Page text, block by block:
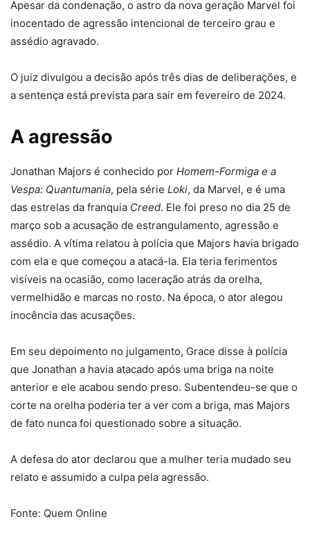
Apesar da condenação, o astro da nova geração Marvel foi
inocentado de agressão intencional de terceiro grau e
assédio agravado.
O juiz divulgou a decisão após três dias de deliberações, e
a sentença está prevista para sair em fevereiro de 2024.
A agressão
Jonathan Majors é conhecido por Homem-Formiga e a
Vespa: Quantumania, pela série Loki, da Marvel, e é uma
das estrelas da franquia Creed. Ele foi preso no dia 25 de
março sob a acusação de estrangulamento, agressão e
assédio. A vítima relatou à polícia que Majors havia brigado
com ela e que começou a atacá-la. Ela teria ferimentos
visíveis na ocasião, como laceração atrás da orelha,
vermelhidão e marcas no rosto. Na época, o ator alegou
inocência das acusações.
Em seu depoimento no julgamento, Grace disse à polícia
que Jonathan a havia atacado após uma briga na noite
anterior e ele acabou sendo preso. Subentendeu-se que o
corte na orelha poderia ter a ver com a briga, mas Majors
de fato nunca foi questionado sobre a situação.
A defesa do ator declarou que a mulher teria mudado seu
relato e assumido a culpa pela agressão.
Fonte: Quem Online